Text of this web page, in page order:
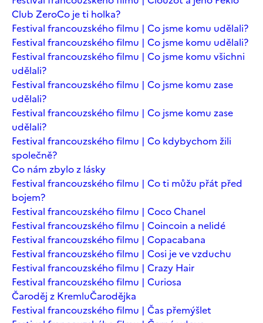
Club ZeroCo je ti holka?
Festival francouzského filmu | Co jsme komu udělali?
Festival francouzského filmu | Co jsme komu udělali?
Festival francouzského filmu | Co jsme komu všichni
udělali?
Festival francouzského filmu | Co jsme komu zase
udělali?
Festival francouzského filmu | Co jsme komu zase
udělali?
Festival francouzského filmu | Co kdybychom žili
společně?
Co nám zbylo z lásky
Festival francouzského filmu | Co ti můžu přát před
bojem?
Festival francouzského filmu | Coco Chanel
Festival francouzského filmu | Coincoin a nelidé
Festival francouzského filmu | Copacabana
Festival francouzského filmu | Cosi je ve vzduchu
Festival francouzského filmu | Crazy Hair
Festival francouzského filmu | Curiosa
Čaroděj z KremluČarodějka
Festival francouzského filmu | Čas přemýšlet